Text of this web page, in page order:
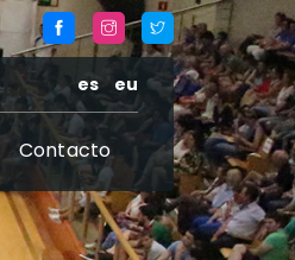
es eu
Contacto